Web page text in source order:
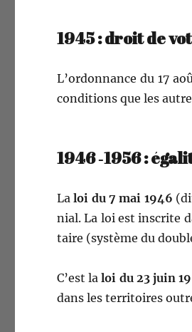
1945 : droit de
L’ordonnance du 17
con­di­tions que les
1946 ‑1956 :
Laloi du 7 mai 1946
nial. La loi est inscrite
taire (sys­tème du
C’est laloi du 23 juin
dans les ter­ri­toires